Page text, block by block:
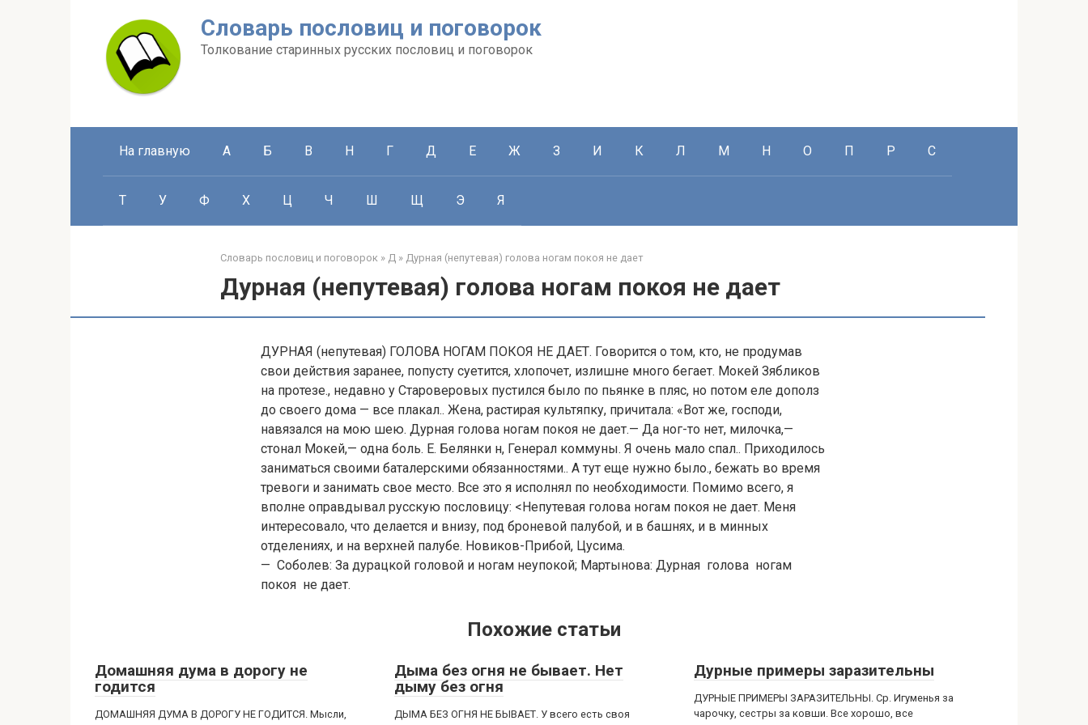
Словарь пословиц и поговорок
Толкование старинных русских пословиц и поговорок
На главную А Б В Н Г Д Е Ж З И К Л М Н О П Р С
Т У Ф Х Ц Ч Ш Щ Э Я
Словарь пословиц и поговорок » Д » Дурная (непутевая) голова ногам покоя не дает
Дурная (непутевая) голова ногам покоя не дает
ДУРНАЯ (непутевая) ГОЛОВА НОГАМ ПОКОЯ НЕ ДАЕТ. Говорится о том, кто, не продумав
свои действия заранее, попусту суетится, хлопочет, излишне много бегает. Мокей Зябликов
на протезе., недавно у Староверовых пустился было по пьянке в пляс, но потом еле дополз
до своего дома — все плакал.. Жена, растирая культяпку, причитала: «Вот же, господи,
навязался на мою шею. Дурная голова ногам покоя не дает.— Да ног-то нет, милочка,—
стонал Мокей,— одна боль. Е. Белянки н, Генерал коммуны. Я очень мало спал.. Приходилось
заниматься своими баталерскими обязанностями.. А тут еще нужно было., бежать во время
тревоги и занимать свое место. Все это я исполнял по необходимости. Помимо всего, я
вполне оправдывал русскую пословицу: <Непутевая голова ногам покоя не дает. Меня
интересовало, что делается и внизу, под броневой палубой, и в башнях, и в минных
отделениях, и на верхней палубе. Новиков-Прибой, Цусима.
— Соболев: За дурацкой головой и ногам неупокой; Мартынова: Дурная голова ногам
покоя не дает.
Похожие статьи
Домашняя дума в дорогу не
годится
ДОМАШНЯЯ ДУМА В ДОРОГУ НЕ ГОДИТСЯ. Мысли,
Дыма без огня не бывает. Нет
дыму без огня
ДЫМА БЕЗ ОГНЯ НЕ БЫВАЕТ. У всего есть своя
Дурные примеры заразительны
ДУРНЫЕ ПРИМЕРЫ ЗАРАЗИТЕЛЬНЫ. Ср. Игуменья за
чарочку, сестры за ковши. Все хорошо, все